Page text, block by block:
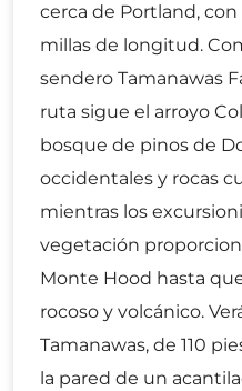
cerca de Portland,
millas de longitud.
sendero Tamanawas
ruta sigue el arroyo
bosque de pinos de
occidentales y rocas
mientras los
vegetación
Monte Hood hasta
rocoso y volcánico.
Tamanawas, de 110
la pared de un